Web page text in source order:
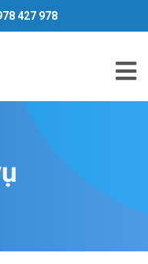
427 978